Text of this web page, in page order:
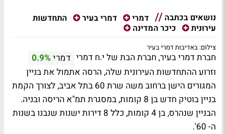
נושאים בכתבה דמרי דמרי בעיר
התחדשות
עירונית
כיכר המדינה
צילום: באדיבות דמרי בעיר
חברת דמרי בעיר, חברת הבת של י.ח דמרי דמרי 0.9%
וזרוע ההתחדשות העירונית שלה, הרסה אתמול את בניין
המגורים הישן ברחוב משה שרת 60 בתל אביב, לצורך הקמת
בניין בוטיק חדש בן 8 קומות, במסגרת תמ"א הריסה ובניה.
הבניין שנהרס, בן 4 קומות, כלל 8 דירות ישנות שנבנו בשנות
ה- 60'.